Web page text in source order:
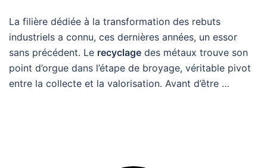
La filière dédiée à la transformation des rebuts
industriels a connu, ces dernières années, un essor
sans précédent. Le recyclage des métaux trouve son
point d’orgue dans l’étape de broyage, véritable pivot
entre la collecte et la valorisation. Avant d’être …